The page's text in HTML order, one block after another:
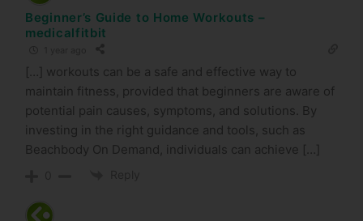
Beginner’s Guide to Home Workouts –
medicalfitbit
[…] workouts can be a safe and effective way to
maintain fitness, provided that beginners are aware of
potential pain causes, symptoms, and solutions. By
investing in the right guidance and tools, such as
Beachbody On Demand, individuals can achieve […]